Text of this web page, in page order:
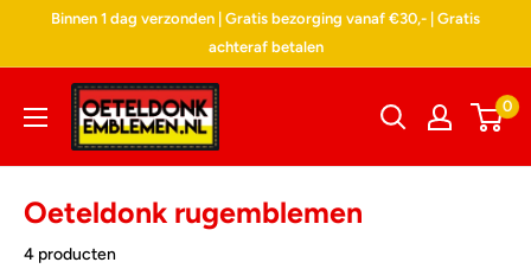
DoorgaanBinnen 1 dag verzonden | Gratis bezorging vanaf €30,- | Gratis
achteraf betalen
Oeteldonk
Emblemen
0
Oeteldonk rugemblemen
4 producten